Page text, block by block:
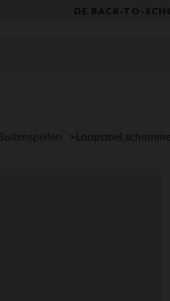
DE BACK-TO-
Buitenspellen